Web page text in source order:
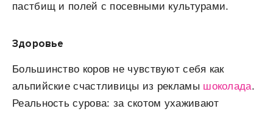
пастбищ и полей с посевными культурами.
Здоровье
Большинство коров не чувствуют себя как
альпийские счастливицы из рекламы шоколада.
Реальность сурова: за скотом ухаживают